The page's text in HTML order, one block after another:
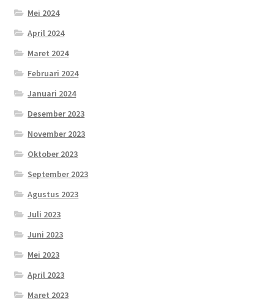
Mei 2024
April 2024
Maret 2024
Februari 2024
Januari 2024
Desember 2023
November 2023
Oktober 2023
September 2023
Agustus 2023
Juli 2023
Juni 2023
Mei 2023
April 2023
Maret 2023